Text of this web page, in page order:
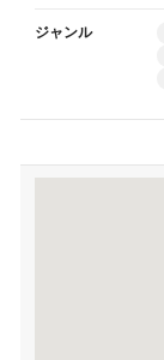
ジャンル